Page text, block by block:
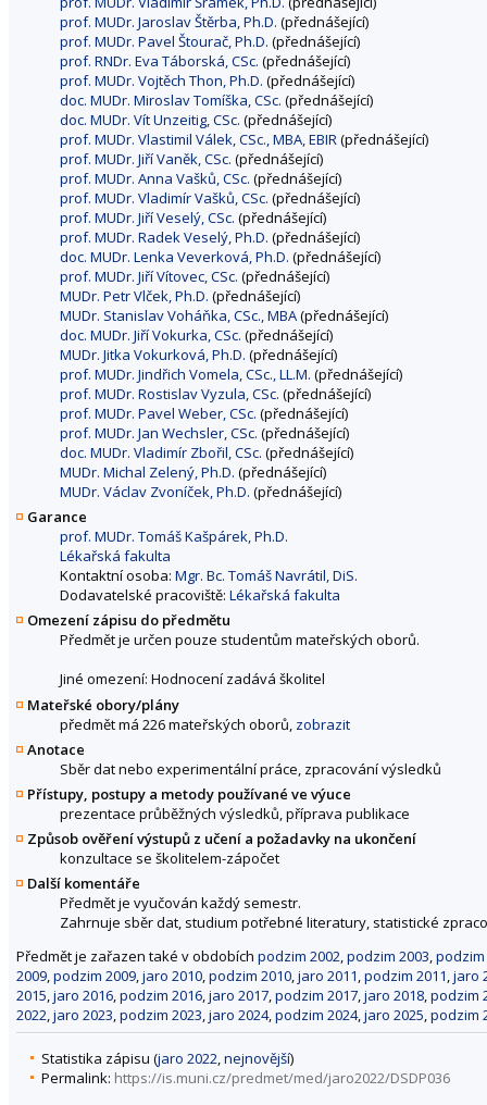
prof. MUDr. Jaroslav Štěrba, Ph.D. (přednášející)
prof. MUDr. Pavel Štourač, Ph.D. (přednášející)
prof. RNDr. Eva Táborská, CSc. (přednášející)
prof. MUDr. Vojtěch Thon, Ph.D. (přednášející)
doc. MUDr. Miroslav Tomíška, CSc. (přednášející)
doc. MUDr. Vít Unzeitig, CSc. (přednášející)
prof. MUDr. Vlastimil Válek, CSc., MBA, EBIR(přednášející)
prof. MUDr. Jiří Vaněk, CSc. (přednášející)
prof. MUDr. Anna Vašků, CSc. (přednášející)
prof. MUDr. Vladimír Vašků, CSc. (přednášející)
prof. MUDr. Jiří Veselý, CSc. (přednášející)
prof. MUDr. Radek Veselý, Ph.D. (přednášející)
doc. MUDr. Lenka Veverková, Ph.D. (přednášející)
prof. MUDr. Jiří Vítovec, CSc. (přednášející)
MUDr. Petr Vlček, Ph.D. (přednášející)
MUDr. Stanislav Voháňka, CSc., MBA(přednášející)
doc. MUDr. Jiří Vokurka, CSc. (přednášející)
MUDr. Jitka Vokurková, Ph.D. (přednášející)
prof. MUDr. Jindřich Vomela, CSc., LL.M. (přednášející)
prof. MUDr. Rostislav Vyzula, CSc. (přednášející)
prof. MUDr. Pavel Weber, CSc. (přednášející)
prof. MUDr. Jan Wechsler, CSc. (přednášející)
doc. MUDr. Vladimír Zbořil, CSc. (přednášející)
MUDr. Michal Zelený, Ph.D. (přednášející)
MUDr. Václav Zvoníček, Ph.D. (přednášející)
Garance
prof. MUDr. Tomáš Kašpárek, Ph.D.
Lékařská fakulta
Kontaktní osoba: Mgr. Bc. Tomáš Navrátil, DiS.
Dodavatelské pracoviště: Lékařská fakulta
Omezení zápisu do předmětu
Předmět je určen pouze studentům mateřských oborů.
Jiné omezení: Hodnocení zadává školitel
Mateřské obory/plány
předmět má 226 mateřských oborů, zobrazit
Anotace
Sběr dat nebo experimentální práce, zpracování výsledků
Přístupy, postupy a metody používané ve výuce
prezentace průběžných výsledků, příprava publikace
Způsob ověření výstupů z učení a požadavky na ukončení
konzultace se školitelem-zápočet
Další komentáře
Předmět je vyučován každý semestr.
Zahrnuje sběr dat, studium potřebné literatury, statistické
Předmět je zařazen také v obdobích podzim 2002,podzim 2003,podzim
2009,podzim 2009,jaro 2010,podzim 2010,jaro 2011,podzim 2011,jaro
2015,jaro 2016,podzim 2016,jaro 2017,podzim 2017,jaro 2018,podzim
2022,jaro 2023,podzim 2023,jaro 2024,podzim 2024,jaro 2025,podzim
Statistika zápisu (jaro 2022,nejnovější)
Permalink: https://is.muni.cz/predmet/med/jaro2022/DSDP036